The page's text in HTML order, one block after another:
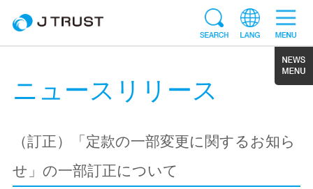
ニュースリリース
（訂正）「定款の一部変更に関するお知ら
せ」の一部訂正について